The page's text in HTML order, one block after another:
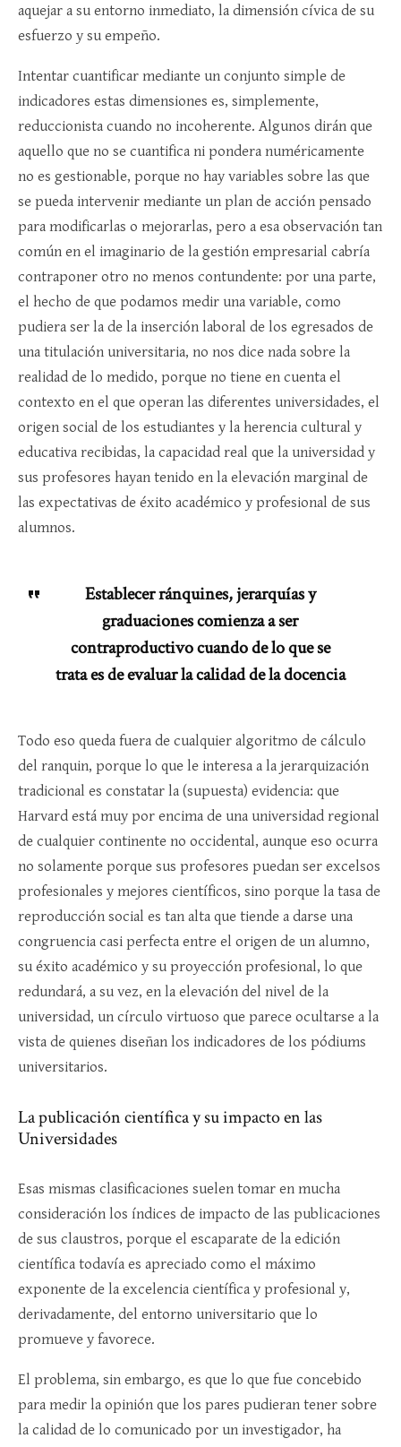
aquejar a su entorno inmediato, la dimensión cívica de su
esfuerzo y su empeño.
Intentar cuantificar mediante un conjunto simple de
indicadores estas dimensiones es, simplemente,
reduccionista cuando no incoherente. Algunos dirán que
aquello que no se cuantifica ni pondera numéricamente
no es gestionable, porque no hay variables sobre las que
se pueda intervenir mediante un plan de acción pensado
para modificarlas o mejorarlas, pero a esa observación tan
común en el imaginario de la gestión empresarial cabría
contraponer otro no menos contundente: por una parte,
el hecho de que podamos medir una variable, como
pudiera ser la de la inserción laboral de los egresados de
una titulación universitaria, no nos dice nada sobre la
realidad de lo medido, porque no tiene en cuenta el
contexto en el que operan las diferentes universidades, el
origen social de los estudiantes y la herencia cultural y
educativa recibidas, la capacidad real que la universidad y
sus profesores hayan tenido en la elevación marginal de
las expectativas de éxito académico y profesional de sus
alumnos.
Establecer ránquines, jerarquías y
graduaciones comienza a ser
contraproductivo cuando de lo que se
trata es de evaluar la calidad de la docencia
Todo eso queda fuera de cualquier algoritmo de cálculo
del ranquin, porque lo que le interesa a la jerarquización
tradicional es constatar la (supuesta) evidencia: que
Harvard está muy por encima de una universidad regional
de cualquier continente no occidental, aunque eso ocurra
no solamente porque sus profesores puedan ser excelsos
profesionales y mejores científicos, sino porque la tasa de
reproducción social es tan alta que tiende a darse una
congruencia casi perfecta entre el origen de un alumno,
su éxito académico y su proyección profesional, lo que
redundará, a su vez, en la elevación del nivel de la
universidad, un círculo virtuoso que parece ocultarse a la
vista de quienes diseñan los indicadores de los pódiums
universitarios.
La publicación científica y su impacto en las
Universidades
Esas mismas clasificaciones suelen tomar en mucha
consideración los índices de impacto de las publicaciones
de sus claustros, porque el escaparate de la edición
científica todavía es apreciado como el máximo
exponente de la excelencia científica y profesional y,
derivadamente, del entorno universitario que lo
promueve y favorece.
El problema, sin embargo, es que lo que fue concebido
para medir la opinión que los pares pudieran tener sobre
la calidad de lo comunicado por un investigador, ha